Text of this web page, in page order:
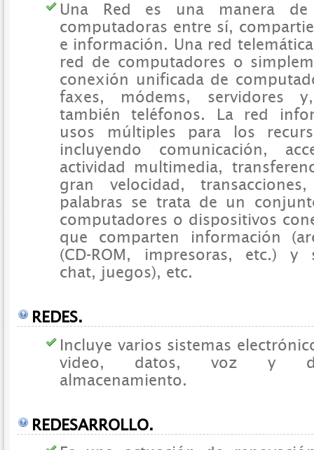
Una Red es una manera de
computadoras entre sí,
e información. Una red
red de computadores o
conexión unificada de
faxes, módems, servidores
también teléfonos. La red
usos múltiples para los
incluyendo comunicación,
actividad multimedia,
gran velocidad,
palabras se trata de un
computadores o dispositivos
que comparten información
(CD-ROM, impresoras, etc.) y
chat, juegos), etc.
REDES.
Incluye varios sistemas
video, datos, voz y
almacenamiento.
REDESARROLLO.